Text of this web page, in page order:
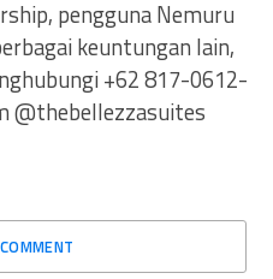
pengguna Nemuru
keuntungan lain,
+62 817-0612-
@thebellezzasuites